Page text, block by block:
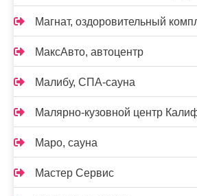
Магнат, оздоровительный
МаксАвто, автоцентр
Малибу, СПА-сауна
Малярно-кузовной центр
Маро, сауна
Мастер Сервис